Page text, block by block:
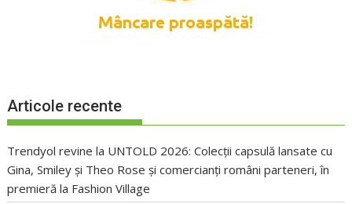
Articole recente
Trendyol revine la UNTOLD 2026: Colecții capsulă lansate cu
Gina, Smiley și Theo Rose și comercianți români parteneri, în
premieră la Fashion Village